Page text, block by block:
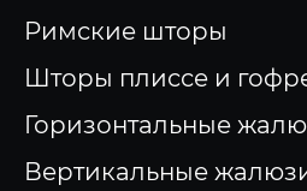
Римские шторы
Шторы плиссе и
Горизонтальные
Вертикальные